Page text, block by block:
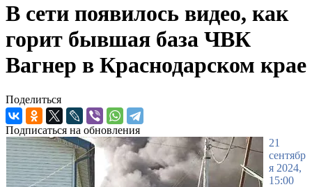
В сети появилось видео, как
горит бывшая база ЧВК
Вагнер в Краснодарском крае
Поделиться
Подписаться на обновления
21
сентябр
я 2024,
15:00